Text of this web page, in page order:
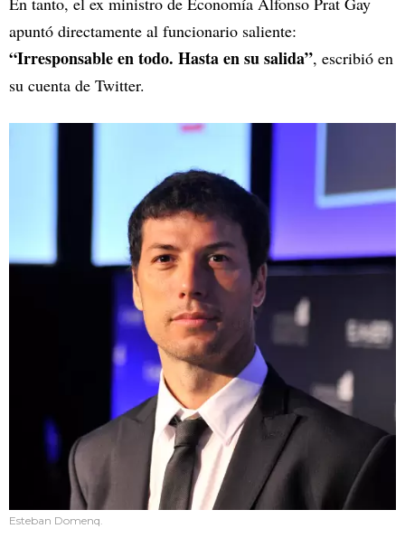
apuntó directamente al funcionario saliente:
“Irresponsable en todo. Hasta en su salida”, escribió en
su cuenta de Twitter.
Esteban Domenq.